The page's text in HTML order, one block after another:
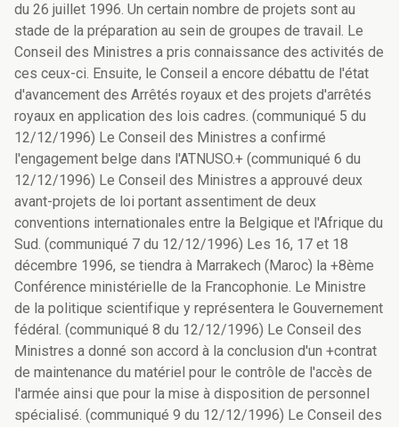
du 26 juillet 1996. Un certain nombre de projets sont au
stade de la préparation au sein de groupes de travail. Le
Conseil des Ministres a pris connaissance des activités de
ces ceux-ci. Ensuite, le Conseil a encore débattu de l'état
d'avancement des Arrêtés royaux et des projets d'arrêtés
royaux en application des lois cadres. (communiqué 5 du
12/12/1996) Le Conseil des Ministres a confirmé
l'engagement belge dans l'ATNUSO.+ (communiqué 6 du
12/12/1996) Le Conseil des Ministres a approuvé deux
avant-projets de loi portant assentiment de deux
conventions internationales entre la Belgique et l'Afrique du
Sud. (communiqué 7 du 12/12/1996) Les 16, 17 et 18
décembre 1996, se tiendra à Marrakech (Maroc) la +8ème
Conférence ministérielle de la Francophonie. Le Ministre
de la politique scientifique y représentera le Gouvernement
fédéral. (communiqué 8 du 12/12/1996) Le Conseil des
Ministres a donné son accord à la conclusion d'un +contrat
de maintenance du matériel pour le contrôle de l'accès de
l'armée ainsi que pour la mise à disposition de personnel
spécialisé. (communiqué 9 du 12/12/1996) Le Conseil des